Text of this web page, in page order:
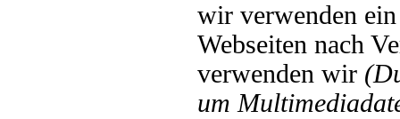
wir verwenden
Webseiten nach
verwenden wir
um